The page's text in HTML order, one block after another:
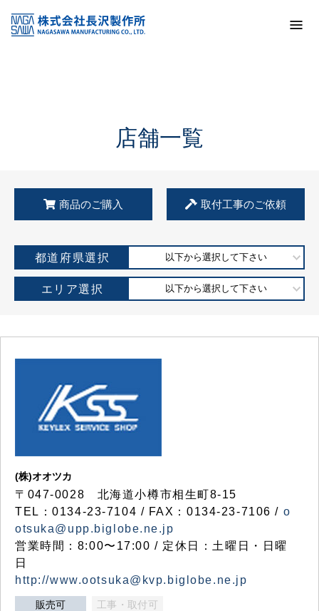
KSS加盟店・取扱店情報
店舗一覧
店舗一覧
商品のご購入 取付工事のご依頼
都道府県選択 以下から選択して下さい
エリア選択 以下から選択して下さい
(株)オオツカ
〒047-0028 北海道小樽市相生町8-15
TEL：0134-23-7104 / FAX：0134-23-7106 / o
otsuka@upp.biglobe.ne.jp
営業時間：8:00〜17:00 / 定休日：土曜日・日曜
日
http://www.ootsuka@kvp.biglobe.ne.jp
販売可 工事・取付可